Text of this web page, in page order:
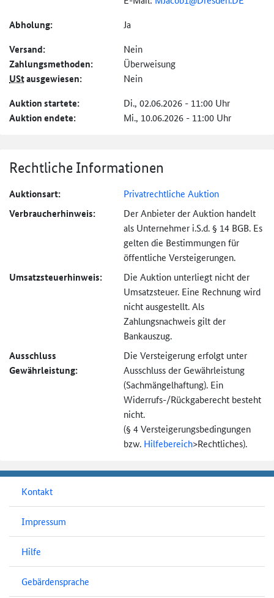
Abholung: Ja
Versand: Nein
Zahlungs­methoden: Überweisung
UStausgewiesen: Nein
Auktion startete: Di., 02.06.2026 - 11:00 Uhr
Auktion endete: Mi., 10.06.2026 - 11:00 Uhr
Rechtliche Informationen
Auktionsart: Privatrechtliche Auktion
Verbraucher­hinweis:
Der Anbieter der Auktion handelt
als Unternehmer i.S.d. § 14 BGB. Es
gelten die Bestimmungen für
öffentliche Versteigerungen.
Umsatzsteuer­hinweis:
Die Auktion unterliegt nicht der
Umsatzsteuer. Eine Rechnung wird
nicht ausgestellt. Als
Zahlungsnachweis gilt der
Bankauszug.
Ausschluss
Gewährleistung:
Die Versteigerung erfolgt unter
Ausschluss der Gewährleistung
(Sachmängel­haftung). Ein
Widerrufs-/Rückgaberecht besteht
nicht.
(§ 4 Versteigerungs­bedingungen
bzw. Hilfebereich>Rechtliches).
Kontakt
Impressum
Hilfe
Gebärdensprache